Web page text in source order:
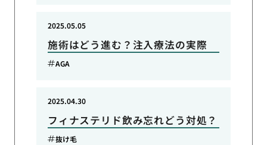
施術はどう進む？注入療法の実際
2025.05.05
AGA
フィナステリド飲み忘れどう対処？
2025.04.30
抜け毛